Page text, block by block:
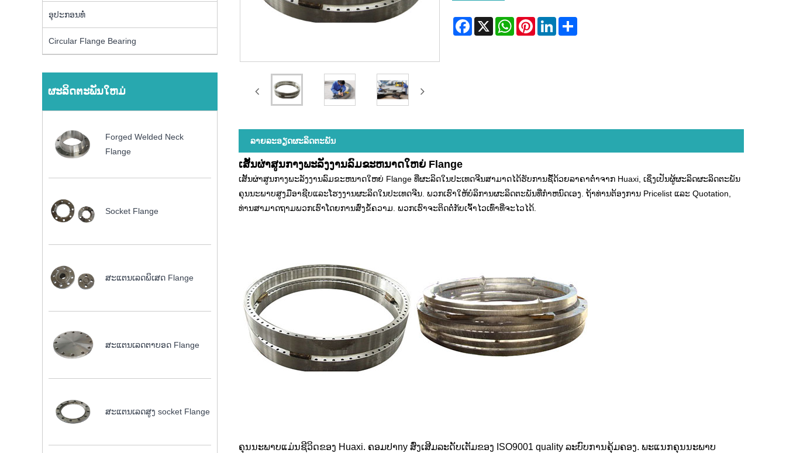
ອຸປະກອນທໍ່
Circular Flange Bearing
ຜະລິດຕະພັນໃຫມ່
Forged Welded Neck
Flange
Socket Flange
ສະແຕນເລດພິເສດ Flange
ສະແຕນເລດຕາບອດ Flange
ສະແຕນເລດສູງ socket Flange
Facebook
X WhatsAppPinterestLinkedInShare
ລາຍ​ລະ​ອຽດ​ຜະ​ລິດ​ຕະ​ພັນ
ເສັ້ນຜ່າສູນກາງພະລັງງານລົມຂະຫນາດໃຫຍ່ Flange
ເສັ້ນຜ່າສູນກາງພະລັງງານລົມຂະຫນາດໃຫຍ່ Flange ທີ່ຜະລິດໃນປະເທດຈີນສາມາດໄດ້ຮັບການຊື້ດ້ວຍລາຄາຕ່ໍາຈາກ Huaxi, ເຊິ່ງເປັນຜູ້ຜະລິດຜະລິດຕະພັນ
ຄຸນນະພາບສູງມືອາຊີບແລະໂຮງງານຜະລິດໃນປະເທດຈີນ. ພວກເຮົາໃຫ້ບໍລິການຜະລິດຕະພັນທີ່ກໍາຫນົດເອງ. ຖ້າທ່ານຕ້ອງການ Pricelist ແລະ Quotation,
ທ່ານສາມາດຖາມພວກເຮົາໂດຍການສົ່ງຂໍ້ຄວາມ. ພວກເຮົາຈະຕິດຕໍ່ກັບເຈົ້າໄວເທົ່າທີ່ຈະໄວໄດ້.
ຄຸນນະພາບແມ່ນຊີວິດຂອງ Huaxi. ຄອມປາny ສົ່ງເສີມລະດັບເຕັມຂອງ ISO9001 qual ity ລະ​ບົບ​ການ​ຄຸ້ມ​ຄອງ​. ພະແນກຄຸນນະພາບ